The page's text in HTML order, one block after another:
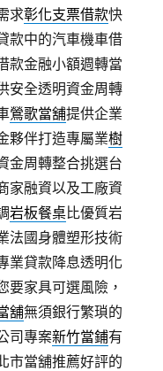
求彰化支票借款快
款中的汽車機車借
款金融小額週轉當
安全透明資金周轉
鶯歌當舖提供企業
夥伴打造專屬業樹
金周轉整合挑選台
家融資以及工廠資
岩板餐桌比優質岩
法國身體塑形技術
業貸款降息透明化
要家具可選風險，
舖無須銀行繁瑣的
司專案新竹當鋪有
市當舖推薦好評的